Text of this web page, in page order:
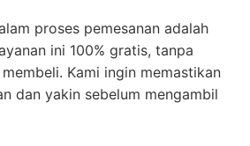
proses pemesanan adalah
ini 100% gratis, tanpa
Kami ingin memastikan
dan yakin sebelum mengambil